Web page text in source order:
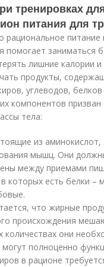
тренировках
питания для
рациональное питание
помогает заниматься
лишние калории
продукты,
углеводов, белков
компонентов
тела:
из
мышц. Они
между приемами
которых есть белки –
что жирные
происхождения
количествах они
могут полноценно
в рационе